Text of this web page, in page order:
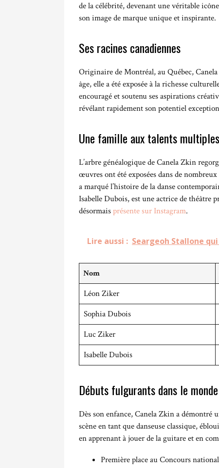
de la célébrité, devenant une véritable
son image de marque unique et inspirante.
Ses racines canadiennes
Originaire de Montréal, au Québec,
âge, elle a été exposée à la richesse
encouragé et soutenu ses aspirations
révélant rapidement son potentiel
Une famille aux talents multiples
L’arbre généalogique de Canela Zkin
œuvres ont été exposées dans de
a marqué l’histoire de la danse
Isabelle Dubois, est une actrice de théâtre
désormaisprésente sur Instagram.
Lire aussi : Seargeoh Stallone
Nom
Léon Ziker
Sophia Dubois
Luc Ziker
Isabelle Dubois
Débuts fulgurants dans le
Dès son enfance, Canela Zkin a démontré
scène en tant que danseuse classique,
en apprenant à jouer de la guitare et en
Première place au Concours national